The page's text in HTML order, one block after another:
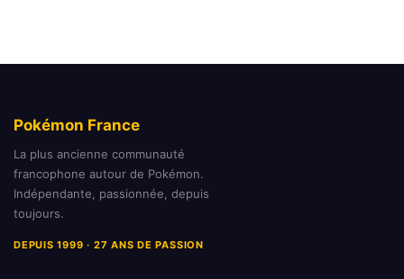
Pokémon France
La plus ancienne communauté
francophone autour de Pokémon.
Indépendante, passionnée, depuis
toujours.
DEPUIS 1999 · 27 ANS DE PASSION